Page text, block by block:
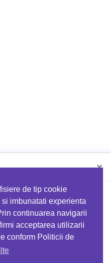
de tip cookie
imbunatati experienta
continuarea navigarii
acceptarea utilizarii
conform Politicii de
×
folosind codul